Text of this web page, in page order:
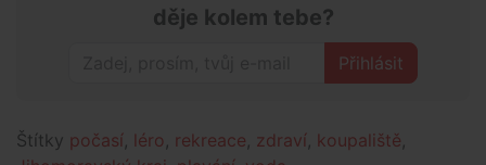
děje kolem tebe?
Přihlásit
Štítky počasí léro rekreace zdraví koupaliště